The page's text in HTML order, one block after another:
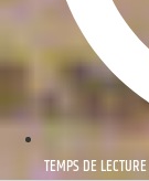
TEMPS DE